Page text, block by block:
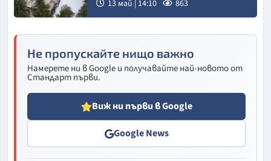
13 май | 14:10 863
Не пропускайте нищо важно
Намерете ни в Google и получавайте най-новото от
Стандарт първи.
Виж ни първи в Google
Google News